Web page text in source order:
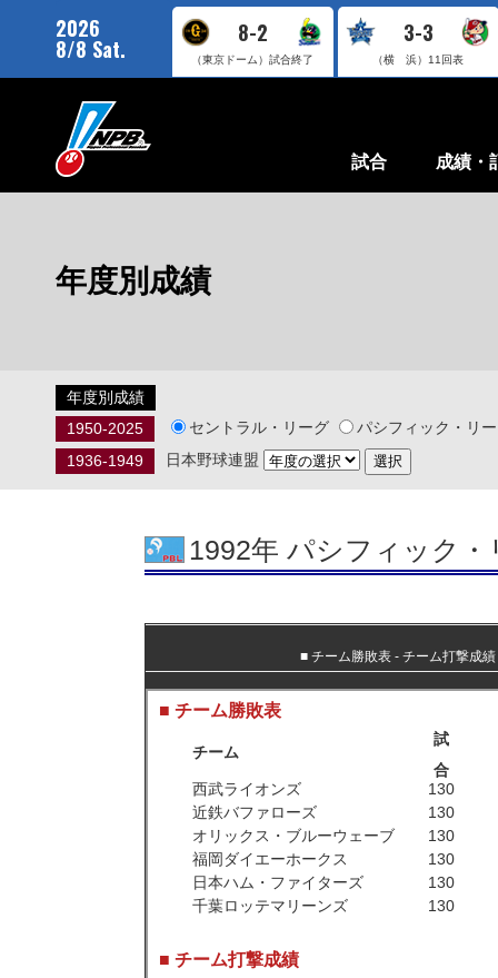
2026
8/8 Sat.
8-2
（東京ドーム）試合終了
3-3
（横 浜） 11回表
試合 成績・
年度別成績
年度別成績
1950-2025
セントラル・リーグ
パシフィック・リ
1936-1949
日本野球連盟
1992年 パシフィック・
■ チーム勝敗表 ‐ チーム打撃成績
■ チーム勝敗表
チーム
試
合
西武ライオンズ
130
近鉄バファローズ
130
オリックス・ブルーウェーブ
130
福岡ダイエーホークス
130
日本ハム・ファイターズ
130
千葉ロッテマリーンズ
130
■ チーム打撃成績